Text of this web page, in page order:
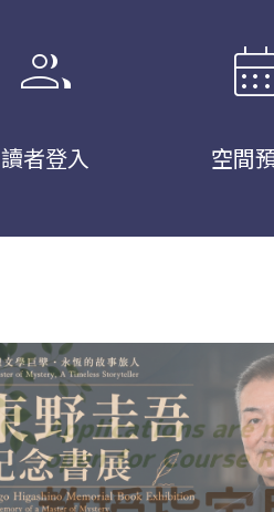
group
讀者登入 空間